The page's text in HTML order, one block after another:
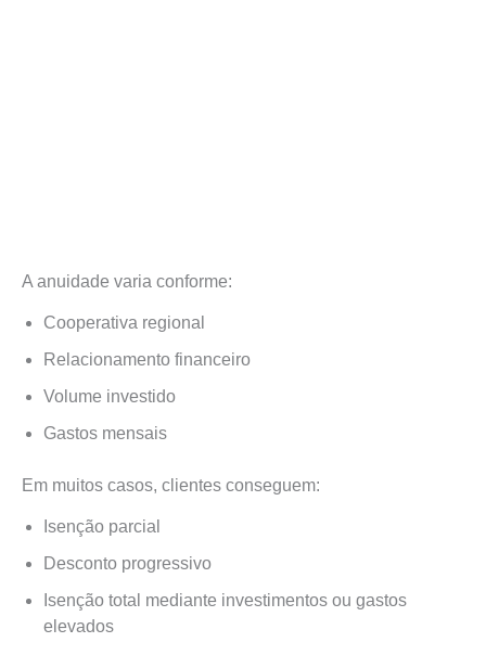
A anuidade varia conforme:
Cooperativa regional
Relacionamento financeiro
Volume investido
Gastos mensais
Em muitos casos, clientes conseguem:
Isenção parcial
Desconto progressivo
Isenção total mediante investimentos ou gastos
elevados